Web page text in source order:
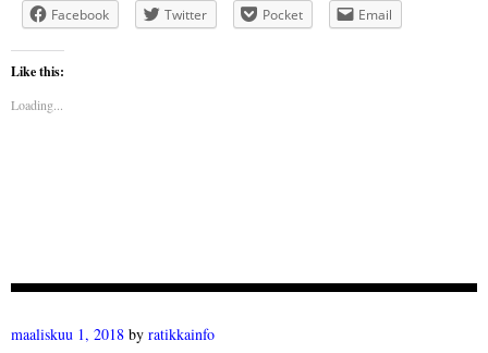
Facebook
Twitter Pocket Email
Like this:
Loading...
maaliskuu 1, 2018 by ratikkainfo